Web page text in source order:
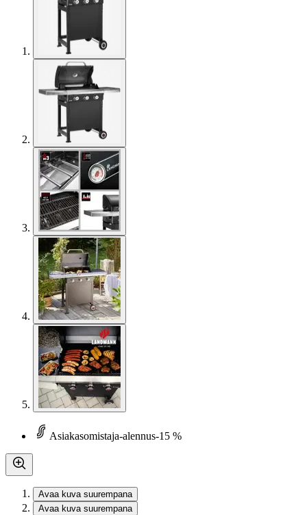
Asiakasomistaja-alennus-15 %
Avaa kuva suurempana
Avaa kuva suurempana